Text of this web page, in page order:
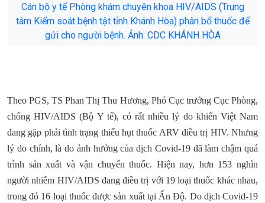
Cán bộ y tế Phòng khám chuyên khoa HIV/AIDS (Trung
tâm Kiểm soát bệnh tật tỉnh Khánh Hòa) phân bổ thuốc để
gửi cho người bệnh. Ảnh: CDC KHÁNH HÒA
Theo PGS, TS Phan Thị Thu Hương, Phó Cục trưởng Cục Phòng,
chống HIV/AIDS (Bộ Y tế), có rất nhiều lý do khiến Việt Nam
đang gặp phải tình trạng thiếu hụt thuốc ARV điều trị HIV. Nhưng
lý do chính, là do ảnh hưởng của dịch Covid-19 đã làm chậm quá
trình sản xuất và vận chuyển thuốc. Hiện nay, hơn 153 nghìn
người nhiễm HIV/AIDS đang điều trị với 19 loại thuốc khác nhau,
trong đó 16 loại thuốc được sản xuất tại Ấn Độ. Do dịch Covid-19